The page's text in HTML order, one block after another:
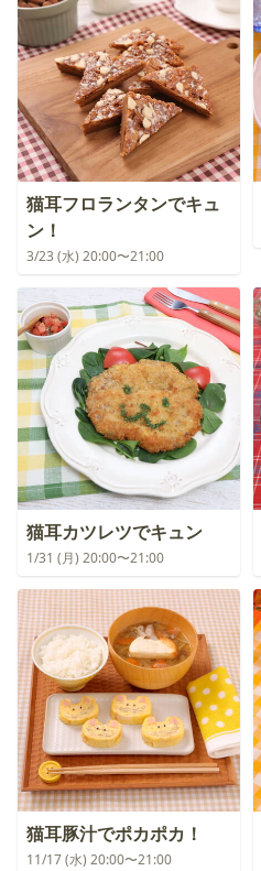
猫耳フロランタンでキュ
ン！
3/23 (水) 20:00〜21:00
猫耳カツレツでキュン
1/31 (月) 20:00〜21:00
猫耳豚汁でポカポカ！
11/17 (水) 20:00〜21:00